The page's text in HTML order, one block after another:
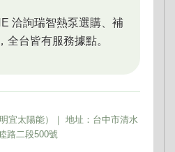
洽詢瑞智熱泵選購、補
全台皆有服務據點。
宜太陽能）｜ 地址：台中市清水
路二段500號